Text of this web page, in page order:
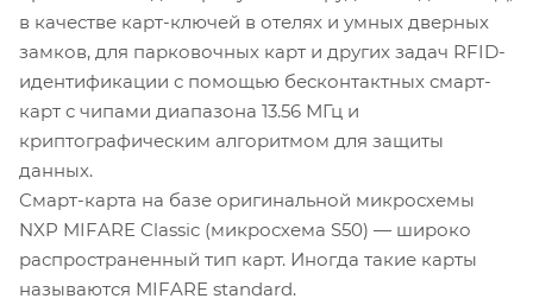
в качестве карт-ключей в отелях и умных дверных
замков, для парковочных карт и других задач RFID-
идентификации с помощью бесконтактных смарт-
карт с чипами диапазона 13.56 МГц и
криптографическим алгоритмом для защиты
данных.
Смарт-карта на базе оригинальной микросхемы
NXP MIFARE Classic (микросхема S50) — широко
распространенный тип карт. Иногда такие карты
называются MIFARE standard.